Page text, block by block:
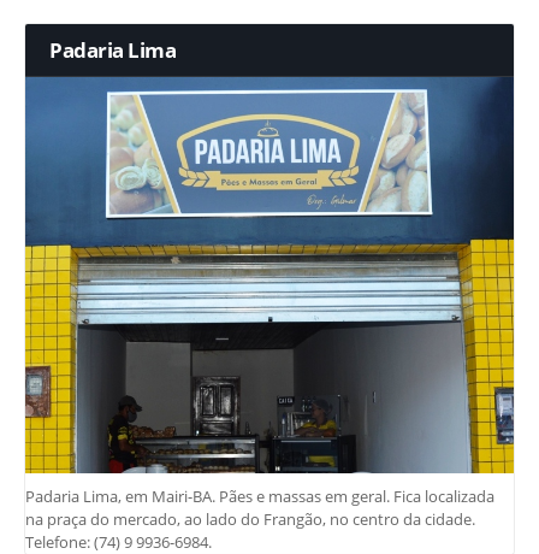
Padaria Lima
Padaria Lima, em Mairi-BA. Pães e massas em geral. Fica localizada
na praça do mercado, ao lado do Frangão, no centro da cidade.
Telefone: (74) 9 9936-6984.